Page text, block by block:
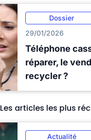
Dossier
29/01/2026
Téléphone
réparer, le
recycler ?
Les articles les plus
Actualité